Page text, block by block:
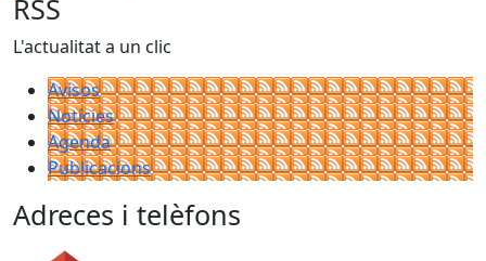
RSS
L'actualitat a un clic
Avisos
Notícies
Agenda
Publicacions
Adreces i telèfons